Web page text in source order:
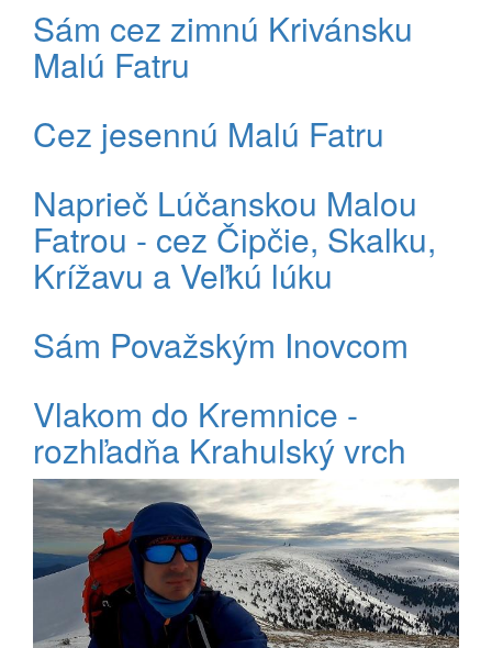
Sám cez zimnú Krivánsku
Malú Fatru
Cez jesennú Malú Fatru
Naprieč Lúčanskou Malou
Fatrou - cez Čipčie, Skalku,
Krížavu a Veľkú lúku
Sám Považským Inovcom
Vlakom do Kremnice -
rozhľadňa Krahulský vrch